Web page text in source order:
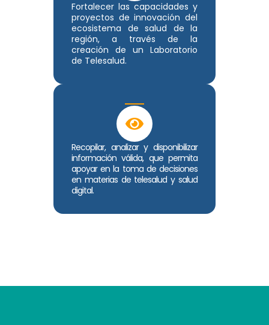
Fortalecer las capacidades y
proyectos de innovación del
ecosistema de salud de la
región, a través de la
creación de un Laboratorio
de Telesalud.
Recopilar, analizar y disponibilizar
información válida, que permita
apoyar en la toma de decisiones
en materias de telesalud y salud
digital.